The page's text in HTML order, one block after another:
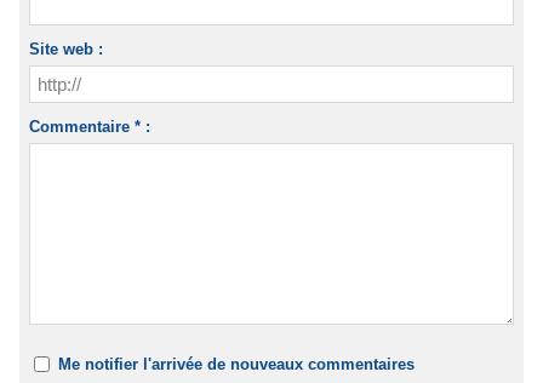
Site web :
Commentaire * :
Me notifier l'arrivée de nouveaux commentaires